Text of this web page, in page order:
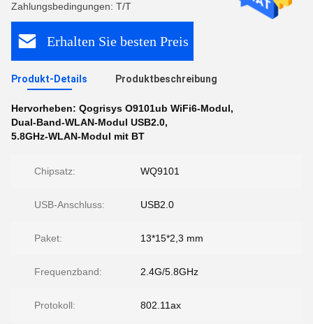
Zahlungsbedingungen: T/T
Erhalten Sie besten Preis
Produkt-Details Produktbeschreibung
Hervorheben: Qogrisys O9101ub WiFi6-Modul,
Dual-Band-WLAN-Modul USB2.0,
5.8GHz-WLAN-Modul mit BT
Chipsatz: WQ9101
USB-Anschluss: USB2.0
Paket: 13*15*2,3 mm
Frequenzband: 2.4G/5.8GHz
Protokoll: 802.11ax